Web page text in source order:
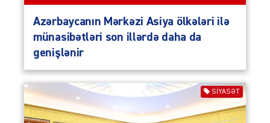
Azərbaycanın Mərkəzi Asiya ölkələri ilə
münasibətləri son illərdə daha da
genişlənir
SIYASƏT